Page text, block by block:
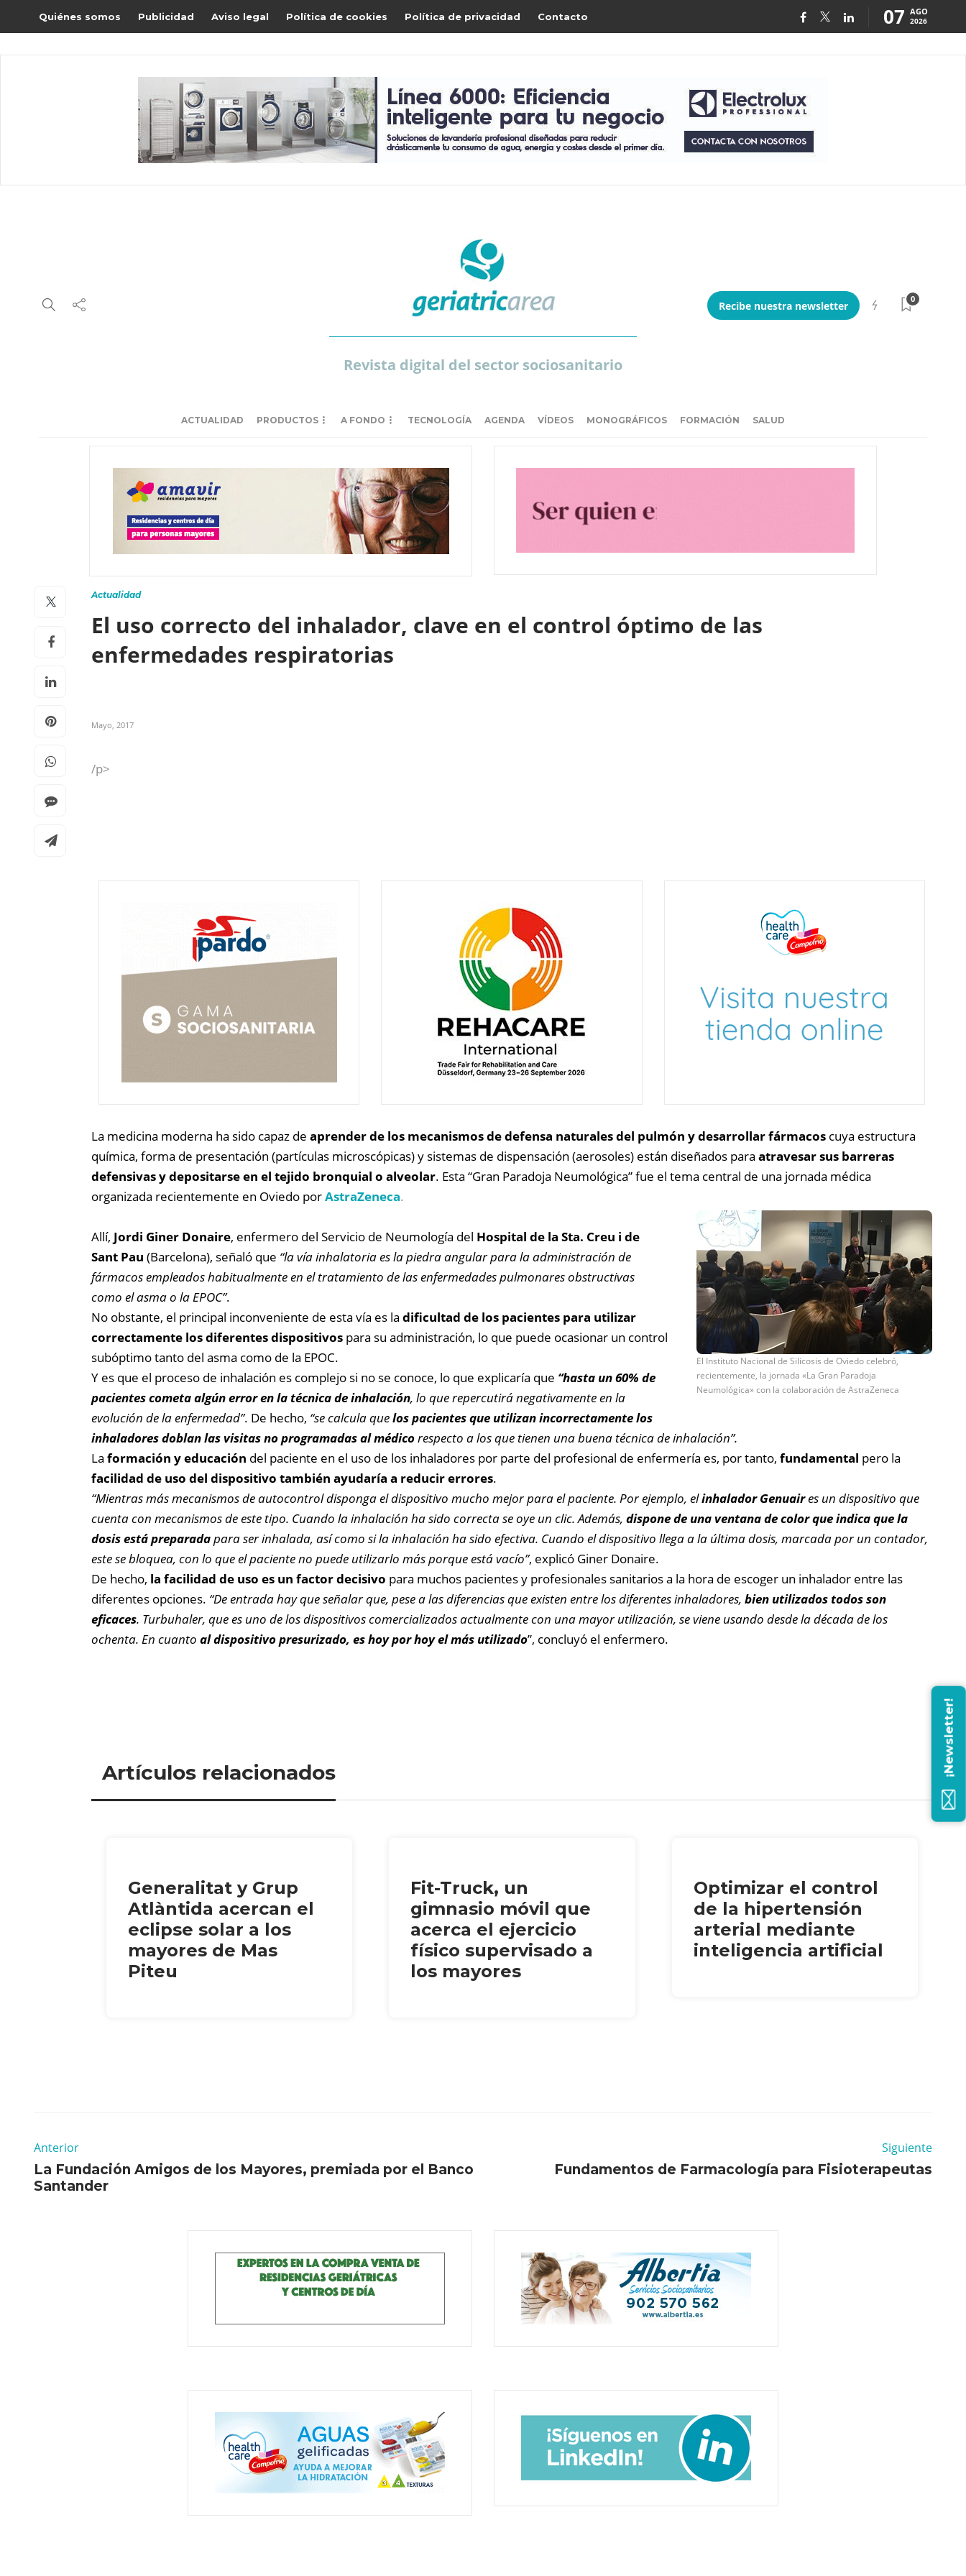
Quiénes somos Publicidad Aviso legal Política de cookies Política de privacidad Contacto 07 AGO
2026
Revista digital del sector sociosanitario
Recibe nuestra newsletter
0
ACTUALIDAD PRODUCTOS A FONDO TECNOLOGÍA AGENDA VÍDEOS MONOGRÁFICOS FORMACIÓN SALUD
Actualidad
El uso correcto del inhalador, clave en el control óptimo de las
enfermedades respiratorias
Mayo, 2017
/p>
La medicina moderna ha sido capaz de aprender de los mecanismos de defensa naturales del pulmón y desarrollar fármacos cuya estructura
química, forma de presentación (partículas microscópicas) y sistemas de dispensación (aerosoles) están diseñados para atravesar sus barreras
defensivas y depositarse en el tejido bronquial o alveolar. Esta “Gran Paradoja Neumológica” fue el tema central de una jornada médica
organizada recientemente en Oviedo porAstraZeneca.
El Instituto Nacional de Silicosis de Oviedo celebró,
recientemente, la jornada «La Gran Paradoja
Neumológica» con la colaboración de AstraZeneca
Allí, Jordi Giner Donaire, enfermero del Servicio de Neumología del Hospital de la Sta. Creu i de
Sant Pau (Barcelona), señaló que “la vía inhalatoria es la piedra angular para la administración de
fármacos empleados habitualmente en el tratamiento de las enfermedades pulmonares obstructivas
como el asma o la EPOC”.
No obstante, el principal inconveniente de esta vía es la dificultad de los pacientes para utilizar
correctamente los diferentes dispositivos para su administración, lo que puede ocasionar un control
subóptimo tanto del asma como de la EPOC.
Y es que el proceso de inhalación es complejo si no se conoce, lo que explicaría que “hasta un 60% de
pacientes cometa algún error en la técnica de inhalación, lo que repercutirá negativamente en la
evolución de la enfermedad”. De hecho, “se calcula quelos pacientes que utilizan incorrectamente los
inhaladores doblan las visitas no programadas al médicorespecto a los que tienen una buena técnica de inhalación”.
La formación y educación del paciente en el uso de los inhaladores por parte del profesional de enfermería es, por tanto, fundamental pero la
facilidad de uso del dispositivo también ayudaría a reducir errores.
“Mientras más mecanismos de autocontrol disponga el dispositivo mucho mejor para el paciente. Por ejemplo, elinhalador Genuaires un dispositivo que
cuenta con mecanismos de este tipo. Cuando la inhalación ha sido correcta se oye un clic. Además, dispone de una ventana de color que indica que la
dosis está preparadapara ser inhalada, así como si la inhalación ha sido efectiva. Cuando el dispositivo llega a la última dosis, marcada por un contador,
este se bloquea, con lo que el paciente no puede utilizarlo más porque está vacío”, explicó Giner Donaire.
De hecho, la facilidad de uso es un factor decisivo para muchos pacientes y profesionales sanitarios a la hora de escoger un inhalador entre las
diferentes opciones. “De entrada hay que señalar que, pese a las diferencias que existen entre los diferentes inhaladores, bien utilizados todos son
eficaces. Turbuhaler, que es uno de los dispositivos comercializados actualmente con una mayor utilización, se viene usando desde la década de los
ochenta. En cuanto al dispositivo presurizado, es hoy por hoy el más utilizado”, concluyó el enfermero.
Artículos relacionados
Generalitat y Grup
Atlàntida acercan el
eclipse solar a los
mayores de Mas
Piteu
Fit-Truck, un
gimnasio móvil que
acerca el ejercicio
físico supervisado a
los mayores
Optimizar el control
de la hipertensión
arterial mediante
inteligencia artificial
Anterior
La Fundación Amigos de los Mayores, premiada por el Banco
Santander
Siguiente
Fundamentos de Farmacología para Fisioterapeutas
¡Newsletter!